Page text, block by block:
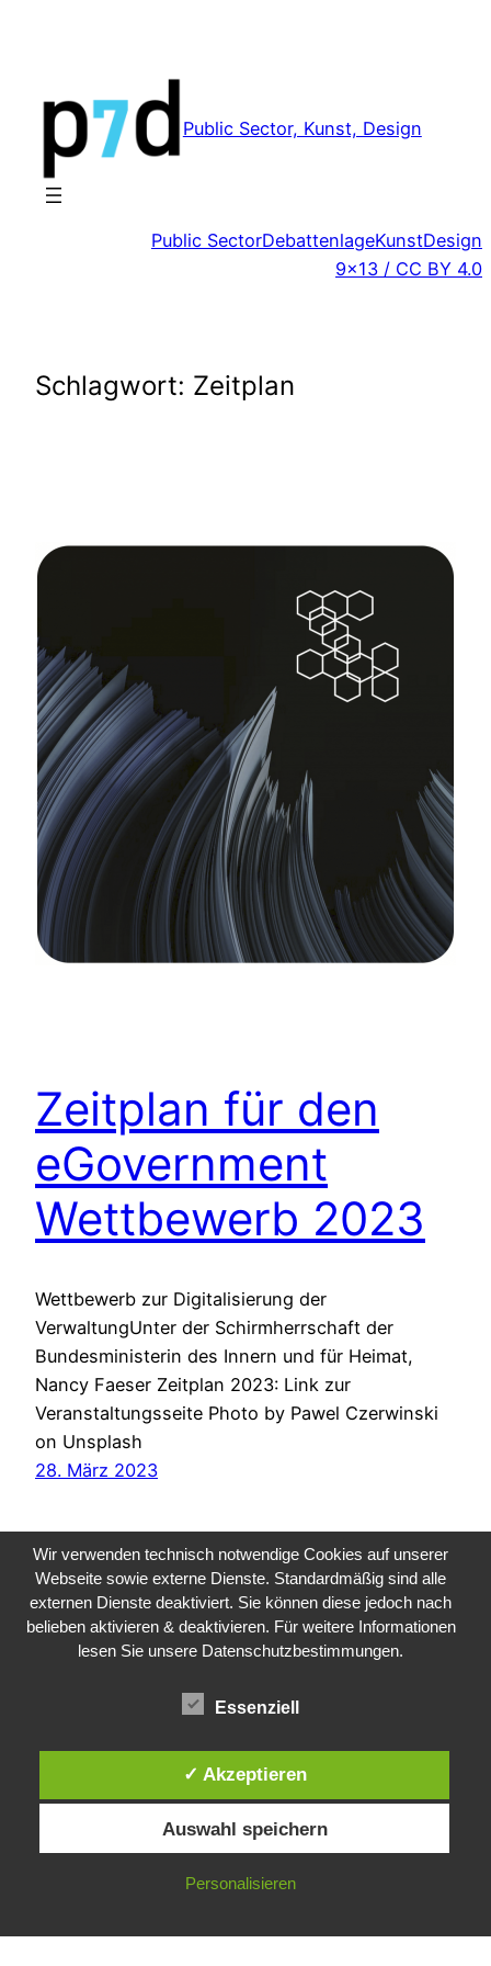
Public Sector, Kunst, Design
Public SectorDebattenlageKunstDesign
9×13 / CC BY 4.0
Schlagwort: Zeitplan
Zeitplan für den
eGovernment
Wettbewerb 2023
Wettbewerb zur Digitalisierung der
VerwaltungUnter der Schirmherrschaft der
Bundesministerin des Innern und für Heimat,
Nancy Faeser Zeitplan 2023: Link zur
Veranstaltungsseite Photo by Pawel Czerwinski
on Unsplash
28. März 2023
Wir verwenden technisch notwendige Cookies auf unserer
Webseite sowie externe Dienste. Standardmäßig sind alle
externen Dienste deaktiviert. Sie können diese jedoch nach
belieben aktivieren & deaktivieren. Für weitere Informationen
lesen Sie unsere Datenschutzbestimmungen.
Essenziell
✓ Akzeptieren
Auswahl speichern
Personalisieren